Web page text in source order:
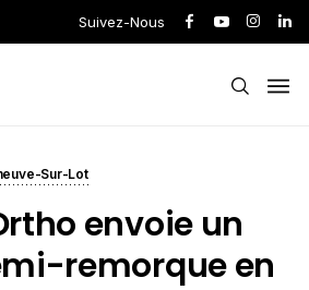
Suivez-Nous
Sur-Lot
envoie un
remorque en